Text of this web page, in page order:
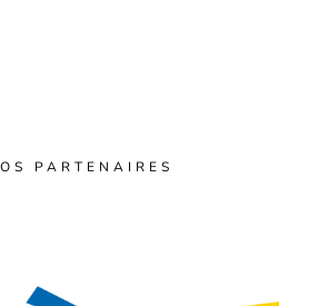
PARTENAIRES